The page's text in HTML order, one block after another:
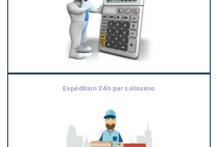
Expédition 24h par colissimo